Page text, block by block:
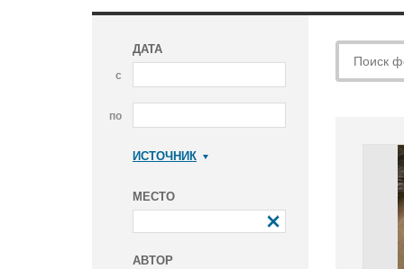
ДАТА
с
по
ИСТОЧНИК
МЕСТО
АВТОР